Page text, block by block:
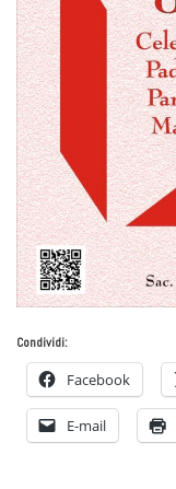
Condividi:
Facebook
E-mail